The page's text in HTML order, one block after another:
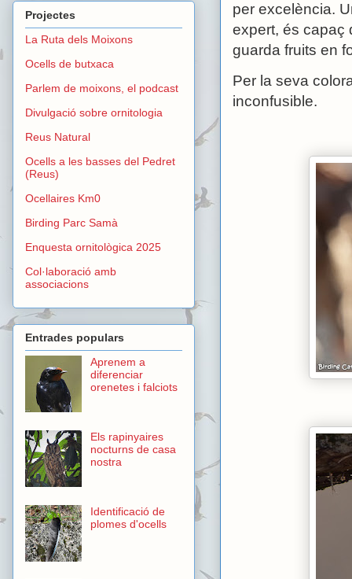
per excelència.
expert, és capaç
guarda fruits en
Per la seva
inconfusible.
Projectes
La Ruta dels Moixons
Ocells de butxaca
Parlem de moixons, el podcast
Divulgació sobre ornitologia
Reus Natural
Ocells a les basses del Pedret
(Reus)
Ocellaires Km0
Birding Parc Samà
Enquesta ornitològica 2025
Col·laboració amb
associacions
Entrades populars
Aprenem a
diferenciar
orenetes i falciots
Els rapinyaires
nocturns de casa
nostra
Identificació de
plomes d'ocells